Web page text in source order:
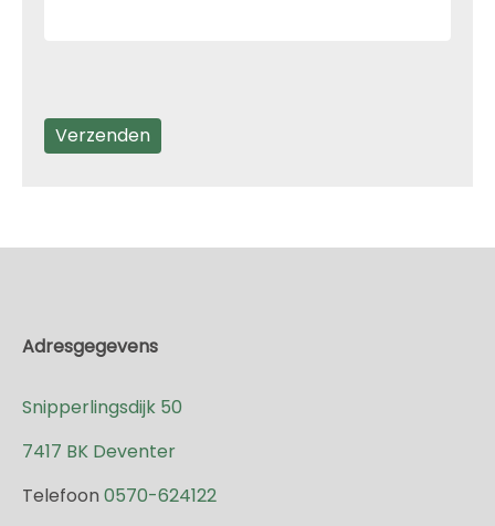
Adresgegevens
Snipperlingsdijk 50
7417 BK Deventer
Telefoon 0570-624122